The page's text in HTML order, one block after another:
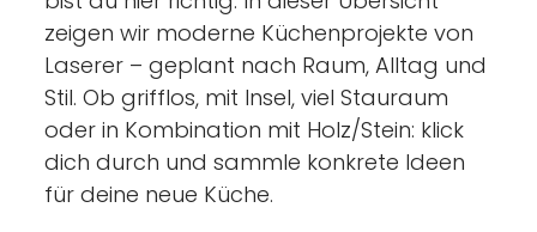
zeigen wir moderne Küchenprojekte von
Laserer – geplant nach Raum, Alltag und
Stil. Ob grifflos, mit Insel, viel Stauraum
oder in Kombination mit Holz/Stein: klick
dich durch und sammle konkrete Ideen
für deine neue Küche.